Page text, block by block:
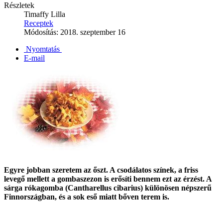
Részletek
Timaffy Lilla
Receptek
Módosítás: 2018. szeptember 16
Nyomtatás
E-mail
Egyre jobban szeretem az őszt. A csodálatos színek, a friss
levegő mellett a gombaszezon is erősíti bennem ezt az érzést. A
sárga rókagomba (Cantharellus cibarius) különösen népszerű
Finnországban, és a sok eső miatt bőven terem is.